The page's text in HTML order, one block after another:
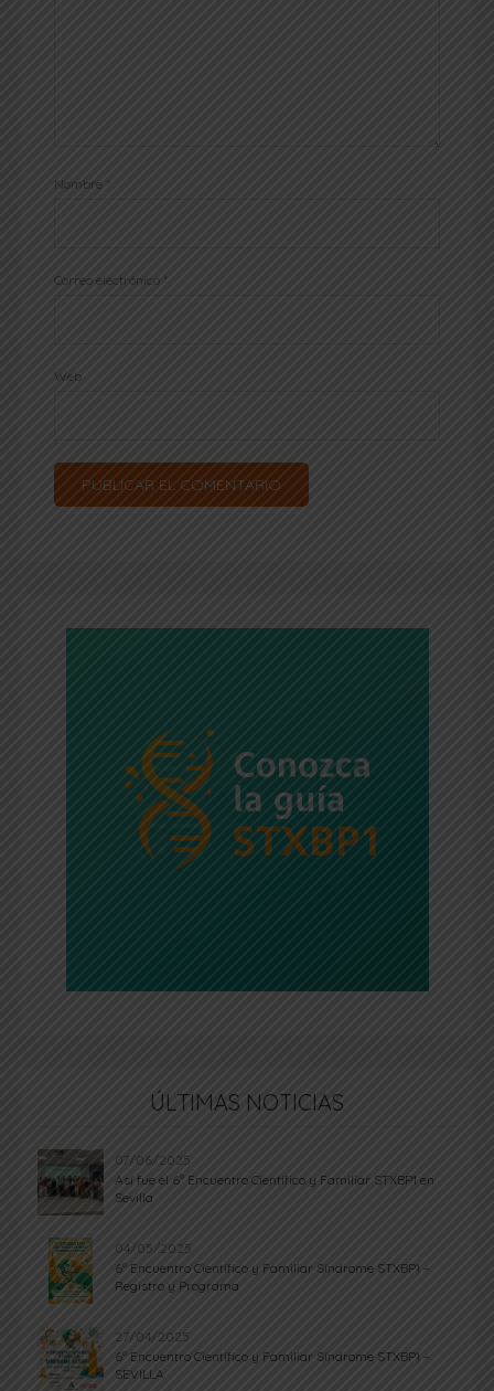
Nombre *
Correo electrónico *
Web
ÚLTIMAS NOTICIAS
07/06/2025
Así fue el 6º Encuentro Científico y Familiar STXBP1 en
Sevilla
04/05/2025
6º Encuentro Científico y Familiar Síndrome STXBP1 –
Registro y Programa
27/04/2025
6º Encuentro Científico y Familiar Síndrome STXBP1 –
SEVILLA